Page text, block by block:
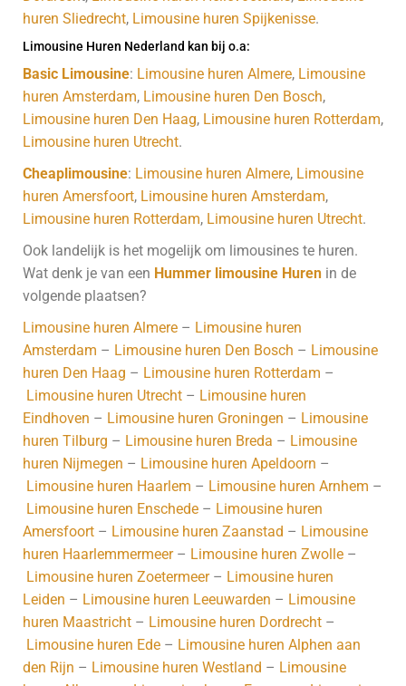
huren Sliedrecht, Limousine huren Spijkenisse.
Limousine Huren Nederland kan bij o.a:
Basic Limousine: Limousine huren Almere, Limousine
huren Amsterdam, Limousine huren Den Bosch,
Limousine huren Den Haag, Limousine huren Rotterdam,
Limousine huren Utrecht.
Cheaplimousine: Limousine huren Almere, Limousine
huren Amersfoort, Limousine huren Amsterdam,
Limousine huren Rotterdam, Limousine huren Utrecht.
Ook landelijk is het mogelijk om limousines te huren.
Wat denk je van een Hummer limousine Huren in de
volgende plaatsen?
Limousine huren Almere – Limousine huren
Amsterdam – Limousine huren Den Bosch – Limousine
huren Den Haag – Limousine huren Rotterdam –
Limousine huren Utrecht – Limousine huren
Eindhoven – Limousine huren Groningen – Limousine
huren Tilburg – Limousine huren Breda – Limousine
huren Nijmegen – Limousine huren Apeldoorn –
Limousine huren Haarlem – Limousine huren Arnhem –
Limousine huren Enschede – Limousine huren
Amersfoort – Limousine huren Zaanstad – Limousine
huren Haarlemmermeer– Limousine huren Zwolle –
Limousine huren Zoetermeer– Limousine huren
Leiden – Limousine huren Leeuwarden – Limousine
huren Maastricht – Limousine huren Dordrecht –
Limousine huren Ede – Limousine huren Alphen aan
den Rijn – Limousine huren Westland – Limousine